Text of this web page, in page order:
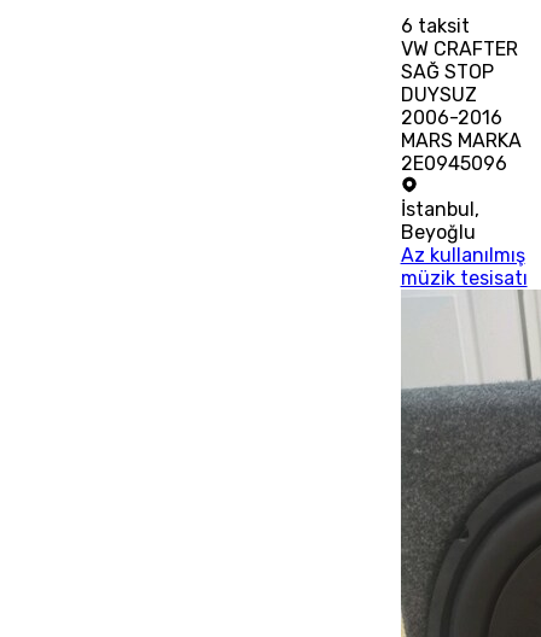
6 taksit
VW CRAFTER
SAĞ STOP
DUYSUZ
2006-2016
MARS MARKA
2E0945096
İstanbul,
Beyoğlu
Az kullanılmış
müzik tesisatı